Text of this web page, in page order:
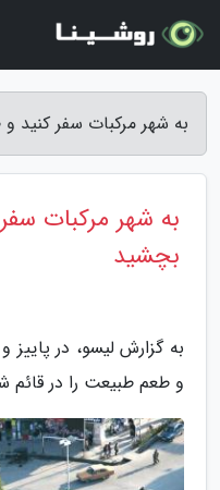
به شهر مرکبات سفر کنید
به شهر مرکبات
بچشید
به گزارش لیسو، در
و طعم طبیعت را در قائم